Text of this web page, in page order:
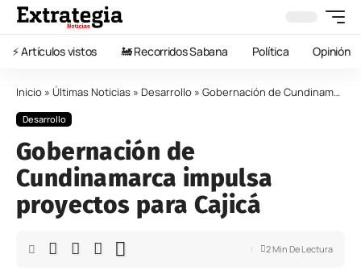
⚡️ Artículos vistos 🚂 Recorridos Sabana Política Opinión
Inicio » Últimas Noticias » Desarrollo » Gobernación de Cundinamarca impulsa proyectos para Cajicá
Desarrollo
Gobernación de
Cundinamarca impulsa
proyectos para Cajicá
2 Min De Lectura